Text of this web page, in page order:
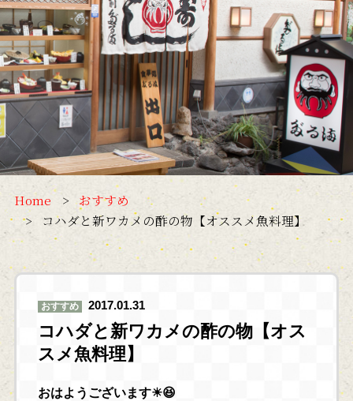
Home
おすすめ
コハダと新ワカメの酢の物【オススメ魚料理】
おすすめ 2017.01.31
コハダと新ワカメの酢の物【オス
スメ魚料理】
おはようございます☀😆